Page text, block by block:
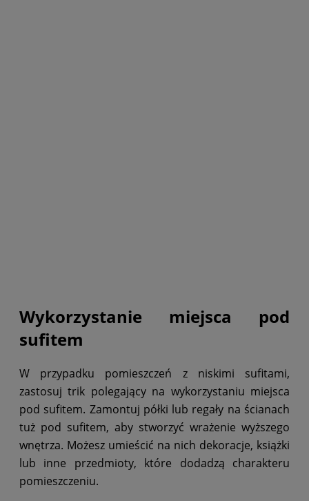
Wykorzystanie miejsca pod
sufitem
W przypadku pomieszczeń z niskimi sufitami,
zastosuj trik polegający na wykorzystaniu miejsca
pod sufitem. Zamontuj półki lub regały na ścianach
tuż pod sufitem, aby stworzyć wrażenie wyższego
wnętrza. Możesz umieścić na nich dekoracje, książki
lub inne przedmioty, które dodadzą charakteru
pomieszczeniu.